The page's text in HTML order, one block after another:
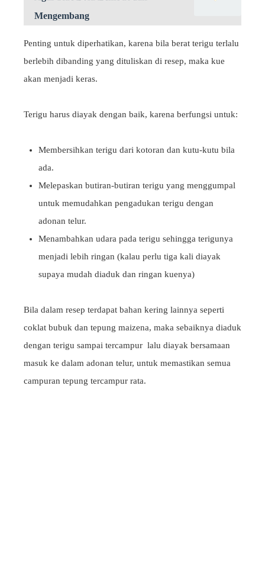
Mengembang
Penting untuk diperhatikan, karena bila berat terigu terlalu
berlebih dibanding yang dituliskan di resep, maka kue
akan menjadi keras.
Terigu harus diayak dengan baik, karena berfungsi untuk:
Membersihkan terigu dari kotoran dan kutu-kutu bila
ada.
Melepaskan butiran-butiran terigu yang menggumpal
untuk memudahkan pengadukan terigu dengan
adonan telur.
Menambahkan udara pada terigu sehingga terigunya
menjadi lebih ringan (kalau perlu tiga kali diayak
supaya mudah diaduk dan ringan kuenya)
Bila dalam resep terdapat bahan kering lainnya seperti
coklat bubuk dan tepung maizena, maka sebaiknya diaduk
dengan terigu sampai tercampur lalu diayak bersamaan
masuk ke dalam adonan telur, untuk memastikan semua
campuran tepung tercampur rata.